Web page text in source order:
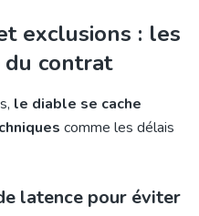
exclusions : les
contrat
le diable se cache
comme les délais
latence pour éviter